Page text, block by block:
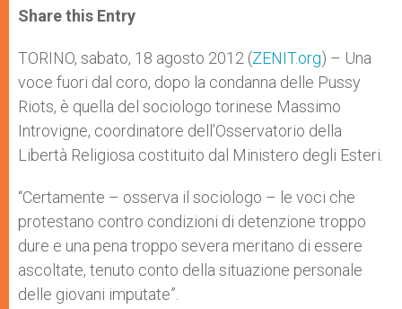
t
s
p
p
s
e
g
e
r
e
b
o
k
r
Share this Entry
TORINO, sabato, 18 agosto 2012 (ZENIT.org) – Una
voce fuori dal coro, dopo la condanna delle Pussy
Riots, è quella del sociologo torinese Massimo
Introvigne, coordinatore dell’Osservatorio della
Libertà Religiosa costituito dal Ministero degli Esteri.
“Certamente – osserva il sociologo – le voci che
protestano contro condizioni di detenzione troppo
dure e una pena troppo severa meritano di essere
ascoltate, tenuto conto della situazione personale
delle giovani imputate”.